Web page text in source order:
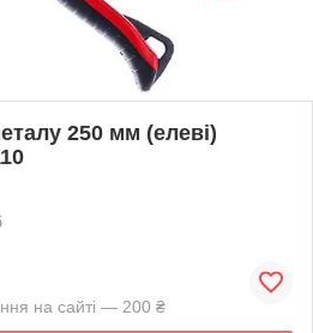
250 мм (елеві)
на сайті — 200 ₴